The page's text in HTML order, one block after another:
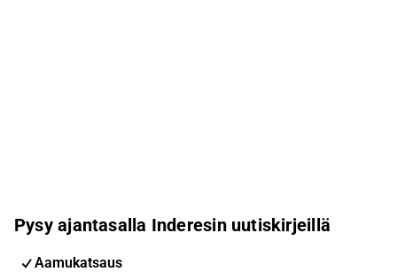
Pysy ajantasalla Inderesin uutiskirjeillä
Aamukatsaus